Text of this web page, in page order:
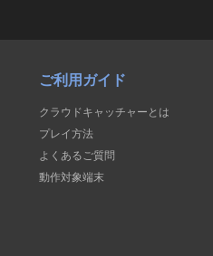
ご利用ガイド
クラウドキャッチャーとは
プレイ方法
よくあるご質問
動作対象端末